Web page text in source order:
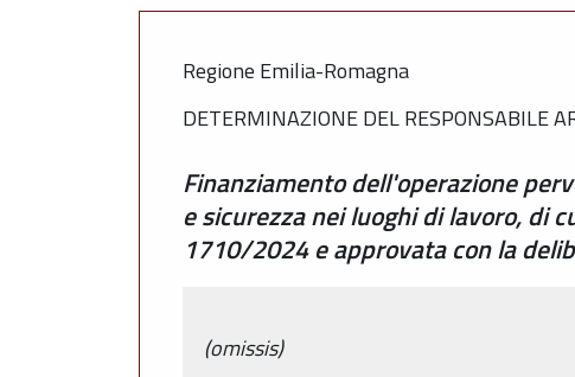
Regione Emilia-Romagna
DETERMINAZIONE DEL RESPONSABILE
Finanziamento dell'operazione
e sicurezza nei luoghi di lavoro, di
1710/2024 e approvata con la
(omissis)